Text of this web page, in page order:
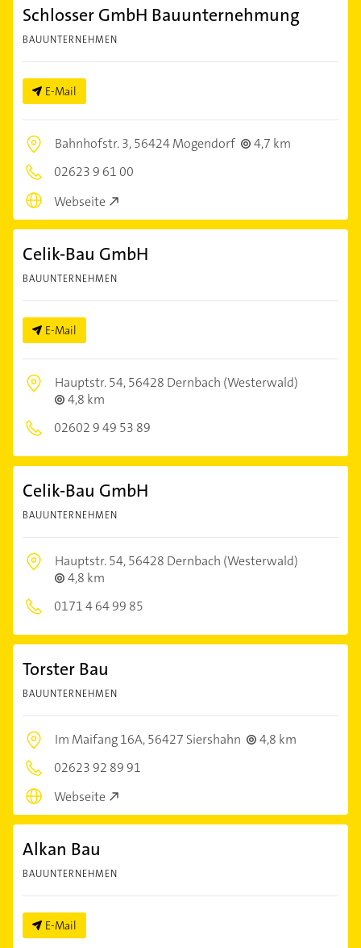
Schlosser GmbH Bauunternehmung
BAUUNTERNEHMEN
E-Mail
Bahnhofstr. 3,56424 Mogendorf
4,7 km
02623 9 61 00
Webseite
Celik-Bau GmbH
BAUUNTERNEHMEN
E-Mail
Hauptstr. 54,56428 Dernbach (Westerwald)
4,8 km
02602 9 49 53 89
Celik-Bau GmbH
BAUUNTERNEHMEN
Hauptstr. 54,56428 Dernbach (Westerwald)
4,8 km
0171 4 64 99 85
Torster Bau
BAUUNTERNEHMEN
Im Maifang 16A,56427 Siershahn
4,8 km
02623 92 89 91
Webseite
Alkan Bau
BAUUNTERNEHMEN
E-Mail